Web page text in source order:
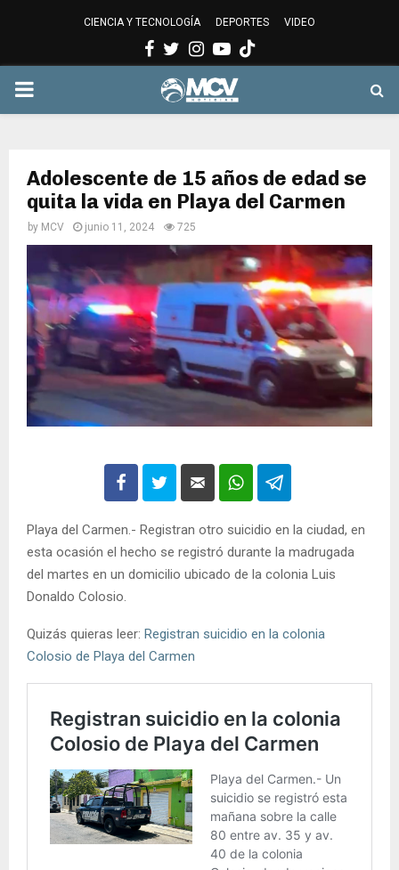
CIENCIA Y TECNOLOGÍA DEPORTES VIDEO
Facebook
Twitter
Instagram
Youtube
PRIMARY
Adolescente de 15 años de edad se
quita la vida en Playa del Carmen
by MCV junio 11, 2024 725
Playa del Carmen.- Registran otro suicidio en la ciudad, en
esta ocasión el hecho se registró durante la madrugada
del martes en un domicilio ubicado de la colonia Luis
Donaldo Colosio.
Quizás quieras leer: Registran suicidio en la colonia
Colosio de Playa del Carmen